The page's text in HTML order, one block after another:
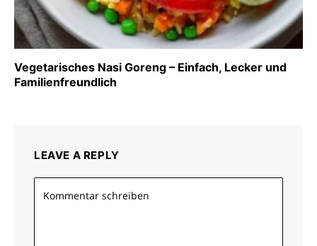
Vegetarisches Nasi Goreng – Einfach, Lecker und
Familienfreundlich
LEAVE A REPLY